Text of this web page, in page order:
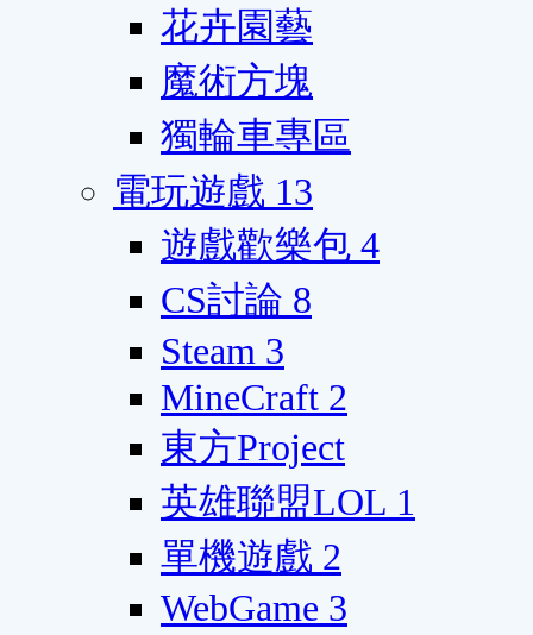
花卉園藝
魔術方塊
獨輪車專區
電玩遊戲 13
遊戲歡樂包 4
CS討論 8
Steam 3
MineCraft 2
東方Project
英雄聯盟LOL 1
單機遊戲 2
WebGame 3